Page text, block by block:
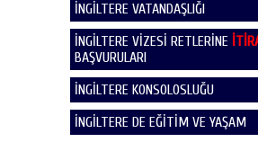
İNGİLTERE VATANDAŞLIĞI
İNGİLTERE VİZESİ RETLERİNE
BAŞVURULARI
İNGİLTERE KONSOLOSLUĞU
İNGİLTERE DE EĞİTİM VE YAŞAM